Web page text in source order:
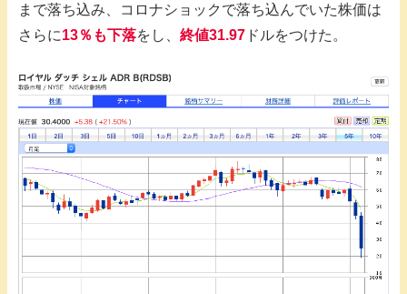
まで落ち込み、コロナショックで落ち込んでいた株価は
さらに13％も下落をし、 終値31.97 ドルをつけた。